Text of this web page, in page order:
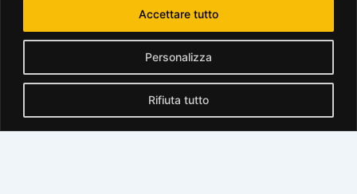
Personalizza
Rifiuta tutto
Accettare tutto
www.parcotrotter.org è rilasciata sotto licenzaCreative Commons
Attribuzione - Non commerciale - Condividi allo stesso modo 2.5
Italia License.
Translate »